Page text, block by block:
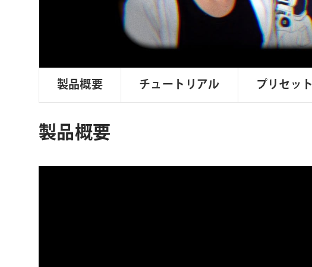
製品概要 チュートリアル プリセット
製品概要